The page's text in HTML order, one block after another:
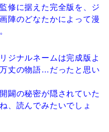
修に据えた完全版を、ジ
陣のどなたかによって漫
ジナルネームは完成版よ
丈の物語…だったと思い
闢の秘密が隠されていた
、読んでみたいでしょ